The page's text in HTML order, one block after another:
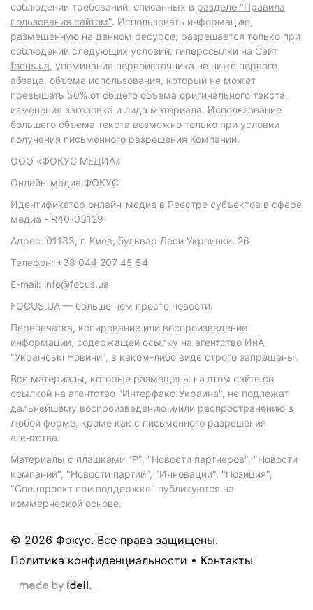
соблюдении требований, описанных в разделе "Правила
пользования сайтом". Использовать информацию,
размещенную на данном ресурсе, разрешается только при
соблюдении следующих условий: гиперссылки на Сайт
focus.ua, упоминания первоисточника не ниже первого
абзаца, объема использования, который не может
превышать 50% от общего объема оригинального текста,
изменения заголовка и лида материала. Использование
большего объема текста возможно только при условии
получения письменного разрешения Компании.
ООО «ФОКУС МЕДИА»
Онлайн-медиа ФОКУС
Идентификатор онлайн-медиа в Реестре субъектов в сфере
медиа - R40-03129
Адрес: 01133, г. Киев, бульвар Леси Украинки, 26
Телефон: +38 044 207 45 54
E-mail: info@focus.ua
FOCUS.UA — больше чем просто новости.
Перепечатка, копирование или воспроизведение
информации, содержащей ссылку на агентство ИнА
"Українські Новини", в каком-либо виде строго запрещены.
Все материалы, которые размещены на этом сайте со
ссылкой на агентство "Интерфакс-Украина", не подлежат
дальнейшему воспроизведению и/или распространению в
любой форме, кроме как с письменного разрешения
агентства.
Материалы с плашками "Р", "Новости партнеров", "Новости
компаний", "Новости партий", "Инновации", "Позиция",
"Спецпроект при поддержке" публикуются на
коммерческой основе.
© 2026 Фокус. Все права защищены.
Политика конфиденциальности • Контакты